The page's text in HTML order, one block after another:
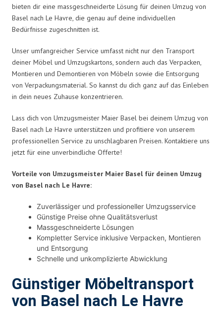
bieten dir eine massgeschneiderte Lösung für deinen Umzug von
Basel nach Le Havre, die genau auf deine individuellen
Bedürfnisse zugeschnitten ist.
Unser umfangreicher Service umfasst nicht nur den Transport
deiner Möbel und Umzugskartons, sondern auch das Verpacken,
Montieren und Demontieren von Möbeln sowie die Entsorgung
von Verpackungsmaterial. So kannst du dich ganz auf das Einleben
in dein neues Zuhause konzentrieren.
Lass dich von Umzugsmeister Maier Basel bei deinem Umzug von
Basel nach Le Havre unterstützen und profitiere von unserem
professionellen Service zu unschlagbaren Preisen. Kontaktiere uns
jetzt für eine unverbindliche Offerte!
Vorteile von Umzugsmeister Maier Basel für deinen Umzug
von Basel nach Le Havre:
Zuverlässiger und professioneller Umzugsservice
Günstige Preise ohne Qualitätsverlust
Massgeschneiderte Lösungen
Kompletter Service inklusive Verpacken, Montieren
und Entsorgung
Schnelle und unkomplizierte Abwicklung
Günstiger Möbeltransport
von Basel nach Le Havre